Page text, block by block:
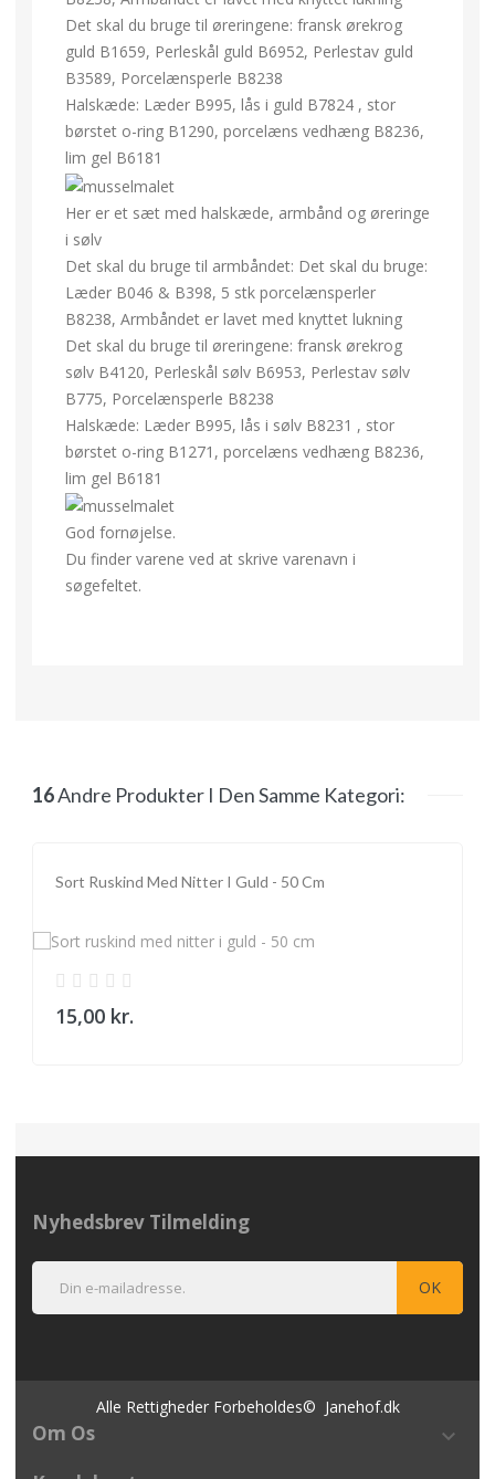
Det skal du bruge til øreringene: fransk ørekrog
guld B1659, Perleskål guld B6952, Perlestav guld
B3589, Porcelænsperle B8238
Halskæde: Læder B995, lås i guld B7824 , stor
børstet o-ring B1290, porcelæns vedhæng B8236,
lim gel B6181
Her er et sæt med halskæde, armbånd og øreringe
i sølv
Det skal du bruge til armbåndet: Det skal du bruge:
Læder B046 & B398, 5 stk porcelænsperler
B8238, Armbåndet er lavet med knyttet lukning
Det skal du bruge til øreringene: fransk ørekrog
sølv B4120, Perleskål sølv B6953, Perlestav sølv
B775, Porcelænsperle B8238
Halskæde: Læder B995, lås i sølv B8231 , stor
børstet o-ring B1271, porcelæns vedhæng B8236,
lim gel B6181
God fornøjelse.
Du finder varene ved at skrive varenavn i
søgefeltet.
16Andre Produkter I Den Samme Kategori:
Sort Ruskind Med Nitter I Guld - 50 Cm
15,00 kr.
Nyhedsbrev Tilmelding
Alle Rettigheder Forbeholdes© Janehof.dk
Om Os keyboard_arrow_down